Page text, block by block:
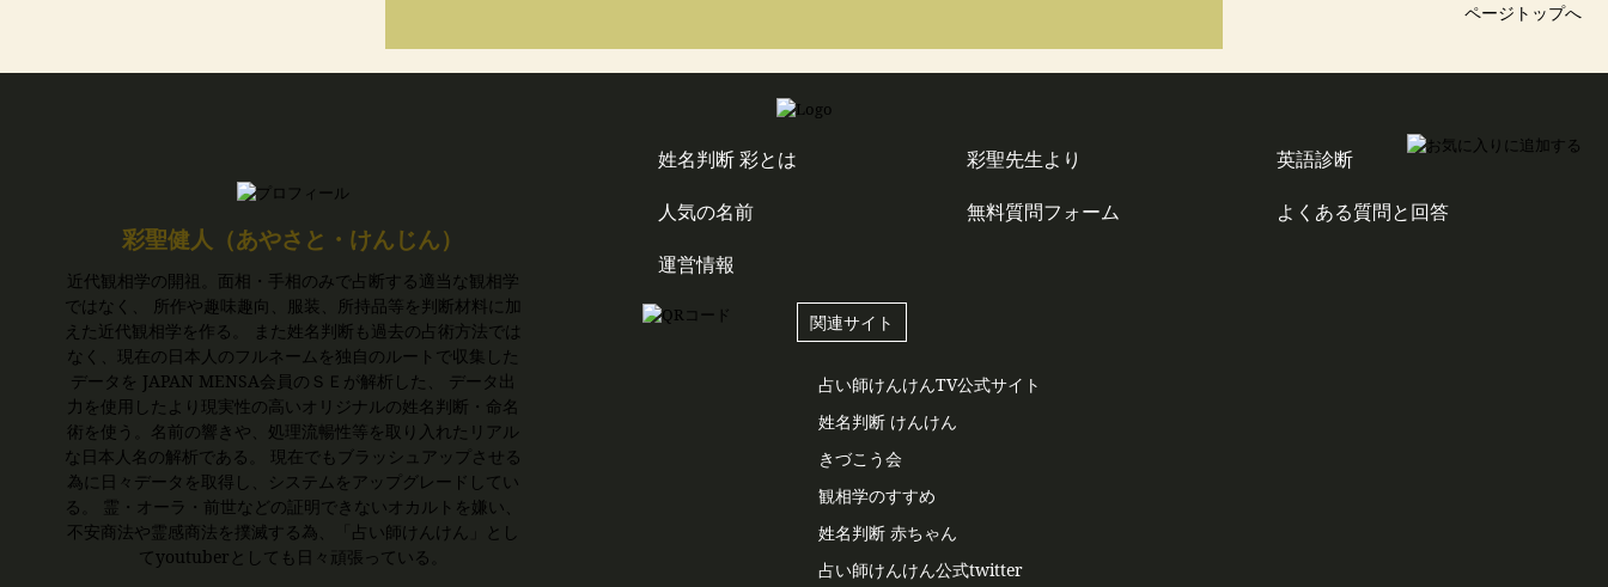
ページトップへ
彩聖健人（あやさと・けんじん）
近代観相学の開祖。面相・手相のみで占断する適当な観相学
ではなく、 所作や趣味趣向、服装、所持品等を判断材料に加
えた近代観相学を作る。 また姓名判断も過去の占術方法では
なく、現在の日本人のフルネームを独自のルートで収集した
データを JAPAN MENSA会員のＳＥが解析した、 データ出
力を使用したより現実性の高いオリジナルの姓名判断・命名
術を使う。名前の響きや、処理流暢性等を取り入れたリアル
な日本人名の解析である。 現在でもブラッシュアップさせる
為に日々データを取得し、システムをアップグレードしてい
る。 霊・オーラ・前世などの証明できないオカルトを嫌い、
不安商法や霊感商法を撲滅する為、「占い師けんけん」とし
てyoutuberとしても日々頑張っている。
姓名判断 彩とは 彩聖先生より
英語診断
人気の名前
無料質問フォーム
よくある質問と回答
運営情報
関連サイト
占い師けんけんTV公式サイト
姓名判断 けんけん
きづこう会
観相学のすすめ
姓名判断 赤ちゃん
占い師けんけん公式twitter